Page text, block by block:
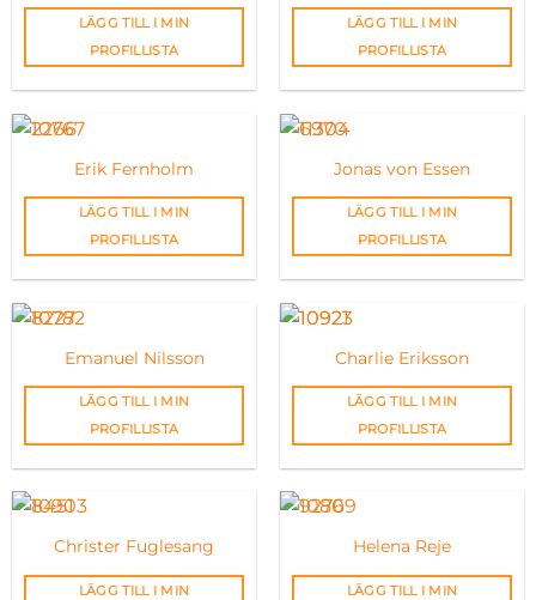
LÄGG TILL I MIN
PROFILLISTA
LÄGG TILL I MIN
PROFILLISTA
Erik Fernholm
LÄGG TILL I MIN
PROFILLISTA
Jonas von Essen
LÄGG TILL I MIN
PROFILLISTA
Emanuel Nilsson
LÄGG TILL I MIN
PROFILLISTA
Charlie Eriksson
LÄGG TILL I MIN
PROFILLISTA
Christer Fuglesang
LÄGG TILL I MIN
Helena Reje
LÄGG TILL I MIN